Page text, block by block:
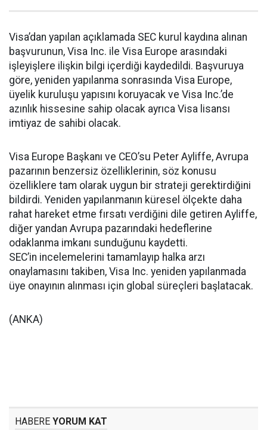
Visa’dan yapılan açıklamada SEC kurul kaydına alınan
başvurunun, Visa Inc. ile Visa Europe arasındaki
işleyişlere ilişkin bilgi içerdiği kaydedildi. Başvuruya
göre, yeniden yapılanma sonrasında Visa Europe,
üyelik kuruluşu yapısını koruyacak ve Visa Inc.’de
azınlık hissesine sahip olacak ayrıca Visa lisansı
imtiyaz de sahibi olacak.
Visa Europe Başkanı ve CEO’su Peter Ayliffe, Avrupa
pazarının benzersiz özelliklerinin, söz konusu
özelliklere tam olarak uygun bir strateji gerektirdiğini
bildirdi. Yeniden yapılanmanın küresel ölçekte daha
rahat hareket etme fırsatı verdiğini dile getiren Ayliffe,
diğer yandan Avrupa pazarındaki hedeflerine
odaklanma imkanı sunduğunu kaydetti.
SEC’in incelemelerini tamamlayıp halka arzı
onaylamasını takiben, Visa Inc. yeniden yapılanmada
üye onayının alınması için global süreçleri başlatacak.
(ANKA)
HABERE YORUM KAT